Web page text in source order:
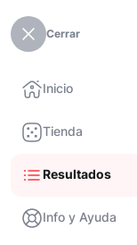
Cerrar
Inicio
Tienda
Resultados
Info y Ayuda